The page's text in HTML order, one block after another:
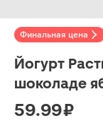
Финальная цена
Йогурт
шоколаде
59.99 ₽